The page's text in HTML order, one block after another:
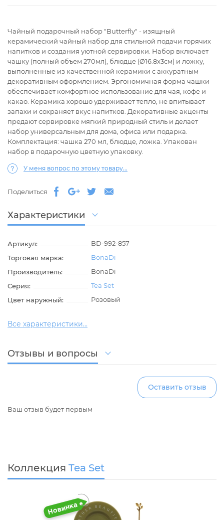
Чайный подарочный набор "Butterfly" - изящный
керамический чайный набор для стильной подачи горячих
напитков и создания уютной сервировки. Набор включает
чашку (полный объем 270мл), блюдце (Ø16.8х3см) и ложку,
выполненные из качественной керамики с аккуратным
декоративным оформлением. Эргономичная форма чашки
обеспечивает комфортное использование для чая, кофе и
какао. Керамика хорошо удерживает тепло, не впитывает
запахи и сохраняет вкус напитков. Декоративные акценты
предают сервировке мягкий природный стиль и делает
набор универсальным для дома, офиса или подарка.
Комплектация: чашка 270 мл, блюдце, ложка. Упакован
набор в подарочную цветную упаковку.
У меня вопрос по этому товару...
Поделиться
Характеристики
Артикул:
BD-992-857
Торговая марка:
BonaDi
Производитель:
BonaDi
Серия:
Tea Set
Цвет наружный:
Розовый
Все характеристики...
Отзывы и вопросы
Оставить отзыв
Ваш отзыв будет первым
Коллекция Tea Set